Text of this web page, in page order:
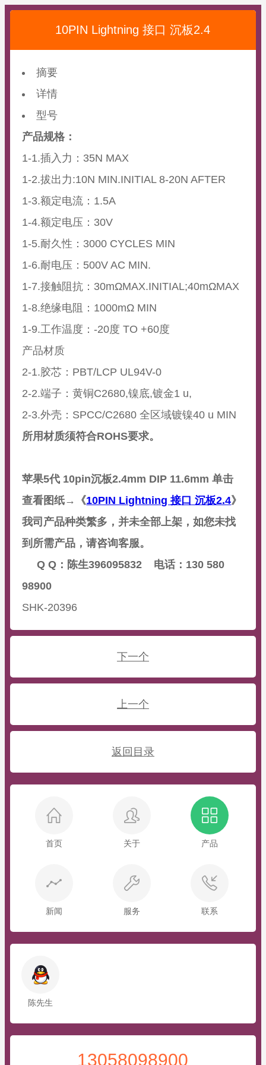
10PIN Lightning 接口 沉板2.4
摘要
详情
型号
产品规格：
1-1.插入力：35N MAX
1-2.拔出力:10N MIN.INITIAL 8-20N AFTER
1-3.额定电流：1.5A
1-4.额定电压：30V
1-5.耐久性：3000 CYCLES MIN
1-6.耐电压：500V AC MIN.
1-7.接触阻抗：30mΩMAX.INITIAL;40mΩMAX
1-8.绝缘电阻：1000mΩ MIN
1-9.工作温度：-20度 TO +60度
产品材质
2-1.胶芯：PBT/LCP UL94V-0
2-2.端子：黄铜C2680,镍底,镀金1 u,
2-3.外壳：SPCC/C2680 全区域镀镍40 u MIN
所用材质须符合ROHS要求。
苹果5代 10pin沉板2.4mm DIP 11.6mm 单击
查看图纸→《10PIN Lightning 接口 沉板2.4》
我司产品种类繁多，并未全部上架，如您未找
到所需产品，请咨询客服。
Q Q：陈生396095832 电话：130 580
98900
SHK-20396
下一个
上一个
返回目录
首页 关于 产品
新闻 服务 联系
陈先生
13058098900